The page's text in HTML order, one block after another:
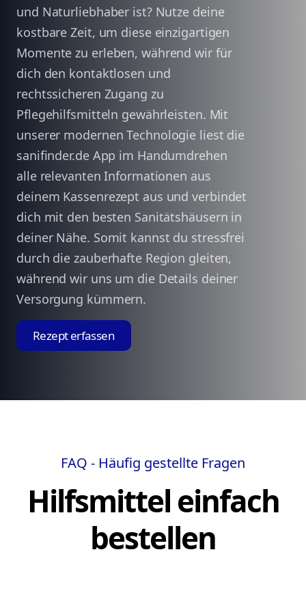
und Naturliebhaber ist? Nutze deine
kostbare Zeit, um diese einzigartigen
Momente zu erleben, während wir für
dich den kontaktlosen und
rechtssicheren Zugang zu
Pflegehilfsmitteln gewährleisten. Mit
unserer modernen Technologie liest die
sanifinder.de App im Handumdrehen
alle relevanten Informationen aus
deinem Kassenrezept aus und verbindet
dich mit den besten Sanitätshäusern in
deiner Nähe. Somit kannst du stressfrei
durch die zauberhafte Region gleiten,
während wir uns um die Details deiner
Versorgung kümmern.
Rezept erfassen
FAQ - Häufig gestellte Fragen
Hilfsmittel einfach
bestellen